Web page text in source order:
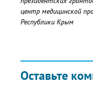
центр медицинской
Республики Крым
Оставьте